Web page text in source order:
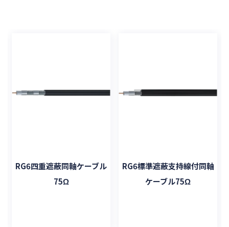
RG6四重遮蔽同軸ケーブル
75Ω
RG6標準遮蔽支持線付同軸
ケーブル75Ω